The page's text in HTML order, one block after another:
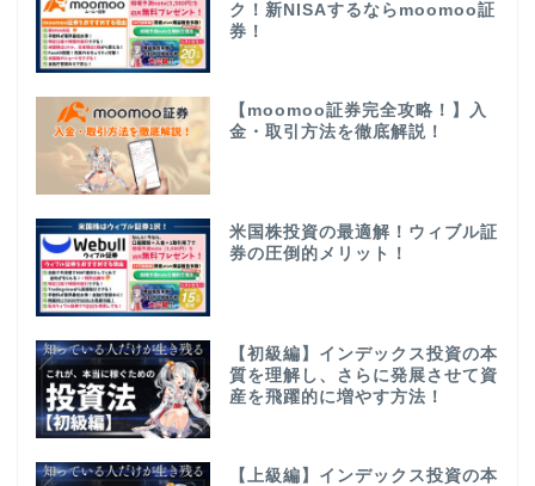
ク！新NISAするならmoomoo証
券！
【moomoo証券完全攻略！】入
金・取引方法を徹底解説！
米国株投資の最適解！ウィブル証
券の圧倒的メリット！
【初級編】インデックス投資の本
質を理解し、さらに発展させて資
産を飛躍的に増やす方法！
【上級編】インデックス投資の本